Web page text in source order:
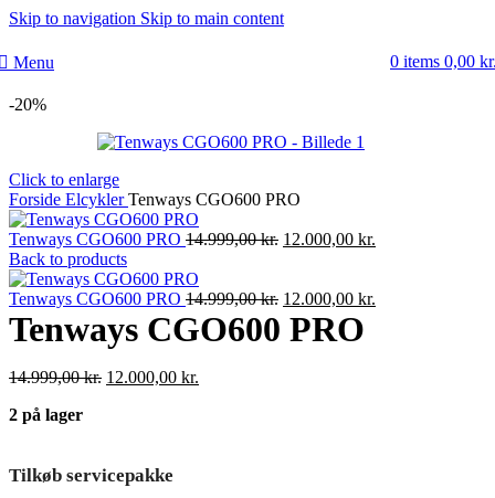
Skip to navigation Skip to main content
Menu 0 items 0,00
-20%
Click to enlarge
Forside ElcyklerTenways CGO600 PRO
Tenways CGO600 PRO 14.999,00kr. Den
var:
14.999,00 kr..
12.000,00 kr.
Back to products
Tenways CGO600 PRO 14.999,00kr. Den
oprindelige
pris
12.000,00 kr.
Tenways CGO600 PRO
14.999,00kr. Den
12.000,00 kr.
2 på lager
Tilkøb servicepakke